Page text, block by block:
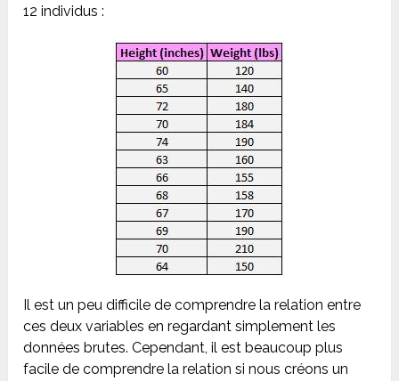
12 individus :
Il est un peu difficile de comprendre la relation entre
ces deux variables en regardant simplement les
données brutes. Cependant, il est beaucoup plus
facile de comprendre la relation si nous créons un